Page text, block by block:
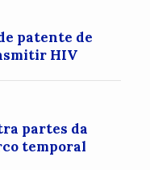
patente de
HIV
partes da
temporal